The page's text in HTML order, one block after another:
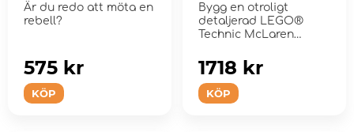
Är du redo att möta en
rebell?
KÖP
575 kr
Bygg en otroligt
detaljerad LEGO®
Technic McLaren
KÖP
1718 kr